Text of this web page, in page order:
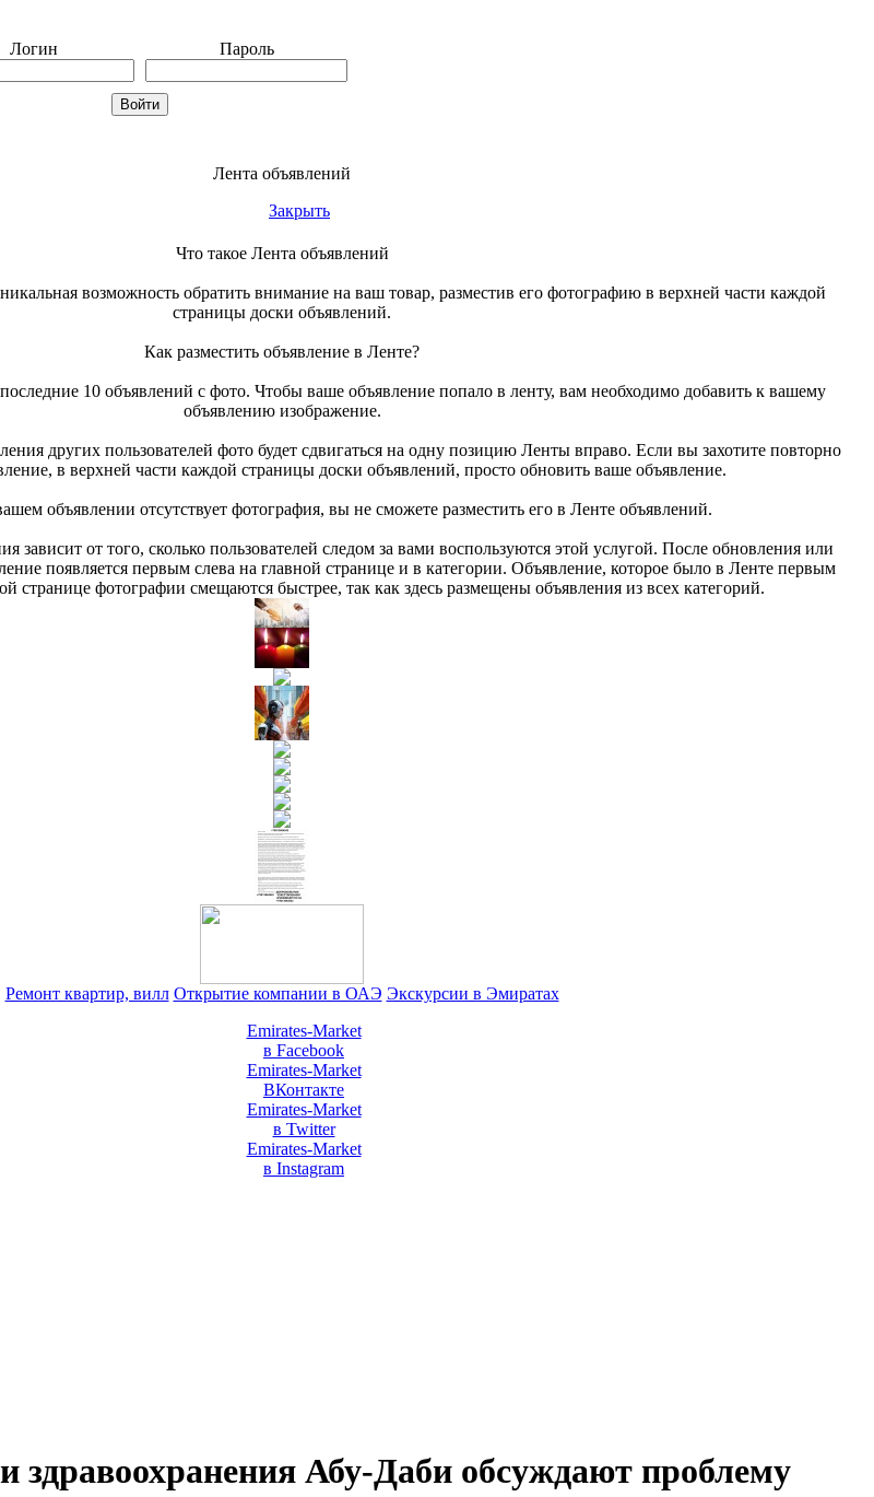
Логин
Пароль
Лента объявлений
Закрыть
Что такое Лента объявлений
возможность обратить внимание на ваш товар, разместив его фотографию в верхней части каждой
страницы доски объявлений.
Как разместить объявление в Ленте?
10 объявлений с фото. Чтобы ваше объявление попало в ленту, вам необходимо добавить к вашему
объявлению изображение.
других пользователей фото будет сдвигаться на одну позицию Ленты вправо. Если вы захотите повторно
в верхней части каждой страницы доски объявлений, просто обновить ваше объявление.
объявлении отсутствует фотография, вы не сможете разместить его в Ленте объявлений.
зависит от того, сколько пользователей следом за вами воспользуются этой услугой. После обновления или
появляется первым слева на главной странице и в категории. Объявление, которое было в Ленте первым
странице фотографии смещаются быстрее, так как здесь размещены объявления из всех категорий.
Ремонт квартир, вилл Открытие компании в ОАЭ Экскурсии в Эмиратах
Emirates-Market
в Facebook
Emirates-Market
ВКонтакте
Emirates-Market
в Twitter
Emirates-Market
в Instagram
здравоохранения Абу-Даби обсуждают проблему